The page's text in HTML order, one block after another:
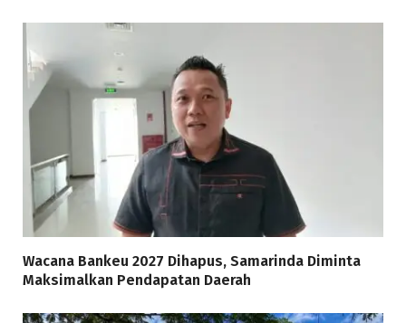
Wacana Bankeu 2027 Dihapus, Samarinda Diminta
Maksimalkan Pendapatan Daerah